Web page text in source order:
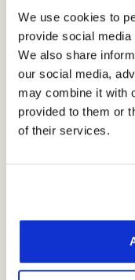
We use cookies to
provide social
We also share
our social media,
may combine it with
provided to them or
of their services.
fornitore e
effettuare
tiro e soddisfare
L’impatto
spostamento
I dodici
Il cambiamento è